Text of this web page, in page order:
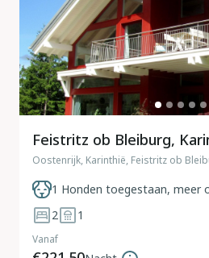
Feistritz ob Bleiburg,
Oostenrijk, Karinthië, Feistritz ob
1 Honden toegestaan, meer
2
1
Vanaf